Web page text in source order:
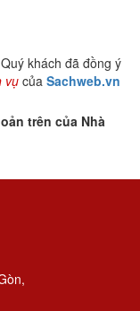
khách đã đồng ý
vụ của Sachweb.vn
trên của Nhà